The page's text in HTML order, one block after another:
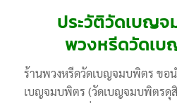
ประวัติวัดเบญจ
พวงหรีดวัดเ
ร้านพวงหรีดวัดเบญจมบพิตร ขอ
เบญจมบพิตร (วัดเบญจมบพิตรดุ